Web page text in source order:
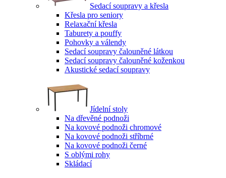
Sedací soupravy a křesla
Křesla pro seniory
Relaxační křesla
Taburety a pouffy
Pohovky a válendy
Sedací soupravy čalouněné látkou
Sedací soupravy čalouněné koženkou
Akustické sedací soupravy
Jídelní stoly
Na dřevěné podnoži
Na kovové podnoži chromové
Na kovové podnoži stříbrné
Na kovové podnoži černé
S oblými rohy
Skládací